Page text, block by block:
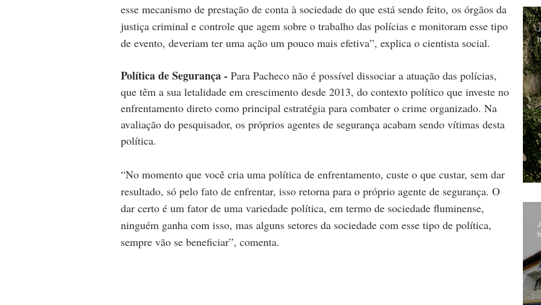
esse mecanismo de prestação de conta à sociedade do que está sendo feito, os órgãos da
justiça criminal e controle que agem sobre o trabalho das polícias e monitoram esse tipo
de evento, deveriam ter uma ação um pouco mais efetiva”, explica o cientista social.
Política de Segurança - Para Pacheco não é possível dissociar a atuação das polícias,
que têm a sua letalidade em crescimento desde 2013, do contexto político que investe no
enfrentamento direto como principal estratégia para combater o crime organizado. Na
avaliação do pesquisador, os próprios agentes de segurança acabam sendo vítimas desta
política.
“No momento que você cria uma política de enfrentamento, custe o que custar, sem dar
resultado, só pelo fato de enfrentar, isso retorna para o próprio agente de segurança. O
dar certo é um fator de uma variedade política, em termo de sociedade fluminense,
ninguém ganha com isso, mas alguns setores da sociedade com esse tipo de política,
sempre vão se beneficiar”, comenta.